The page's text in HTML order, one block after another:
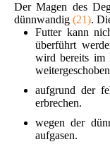
Der Magen des
dünnwandig (21).
Futter kann
überführt
wird bereits im
aufgrund der
erbrechen.
wegen der
aufgasen.